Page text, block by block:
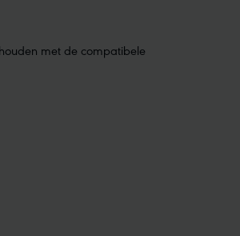
met de compatibele